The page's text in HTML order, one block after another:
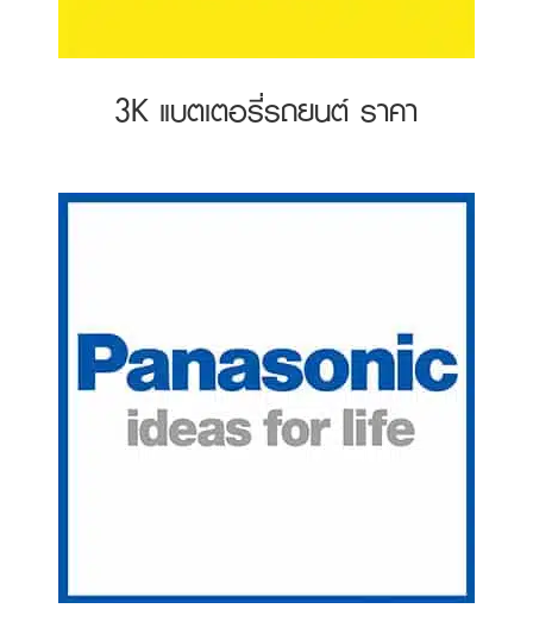
3K แบตเตอรี่รถยนต์ ราคา